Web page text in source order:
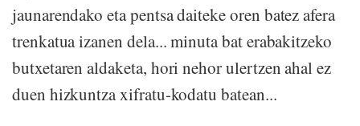
jaunarendako eta pentsa daiteke oren batez afera
trenkatua izanen dela... minuta bat erabakitzeko
butxetaren aldaketa, hori nehor ulertzen ahal ez
duen hizkuntza xifratu-kodatu batean...